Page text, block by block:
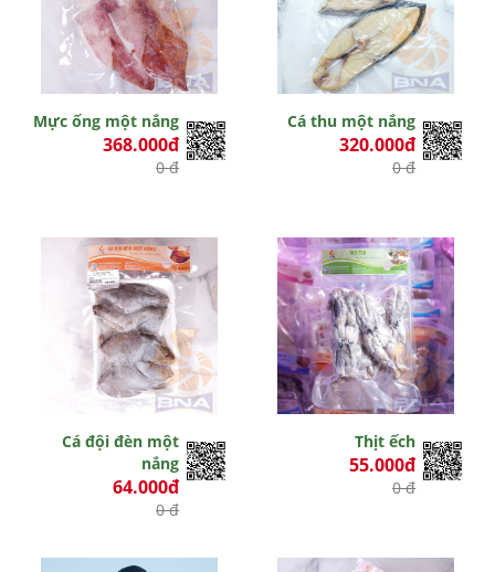
Mực ống một nắng
368.000đ
0 đ
Cá thu một nắng
320.000đ
0 đ
Cá đội đèn một
nắng
64.000đ
0 đ
Thịt ếch
55.000đ
0 đ